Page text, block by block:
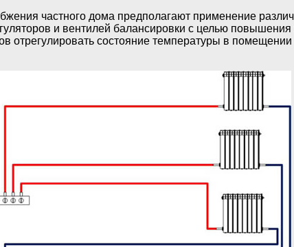
частного дома предполагают применение
и вентилей балансировки с целью
отрегулировать состояние температуры в